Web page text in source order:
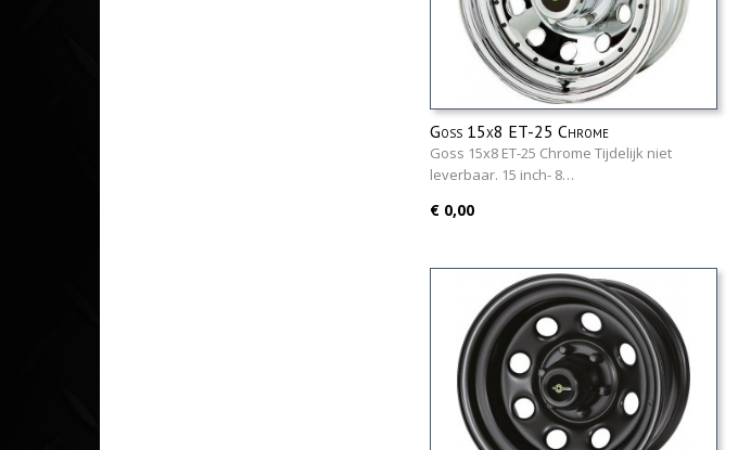
Goss 15x8 ET-25 Chrome
Goss 15x8 ET-25 Chrome Tijdelijk niet
leverbaar. 15 inch- 8…
€ 0,00